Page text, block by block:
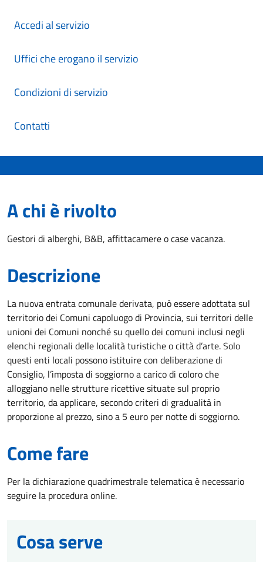
Accedi al servizio
Uffici che erogano il servizio
Condizioni di servizio
Contatti
A chi è rivolto
Gestori di alberghi, B&B, affittacamere o case vacanza.
Descrizione
La nuova entrata comunale derivata, può essere adottata sul
territorio dei Comuni capoluogo di Provincia, sui territori delle
unioni dei Comuni nonché su quello dei comuni inclusi negli
elenchi regionali delle località turistiche o città d’arte. Solo
questi enti locali possono istituire con deliberazione di
Consiglio, l’imposta di soggiorno a carico di coloro che
alloggiano nelle strutture ricettive situate sul proprio
territorio, da applicare, secondo criteri di gradualità in
proporzione al prezzo, sino a 5 euro per notte di soggiorno.
Come fare
Per la dichiarazione quadrimestrale telematica è necessario
seguire la procedura online.
Cosa serve